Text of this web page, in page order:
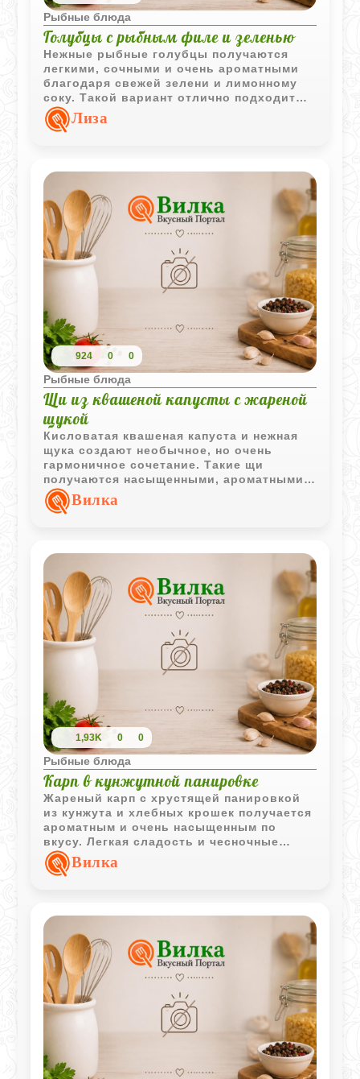
Рыбные блюда
Голубцы с рыбным филе и зеленью
Нежные рыбные голубцы получаются
легкими, сочными и очень ароматными
благодаря свежей зелени и лимонному
соку. Такой вариант отлично подходит
для тех, кто хочет попробовать
необычное, но простое блюдо из рыбы.
Лиза
924 0 0
Рыбные блюда
Щи из квашеной капусты с жареной
щукой
Кисловатая квашеная капуста и нежная
щука создают необычное, но очень
гармоничное сочетание. Такие щи
получаются насыщенными, ароматными и
особенно уютными в холодное время
года.Вилка
1,93K 0 0
Рыбные блюда
Карп в кунжутной панировке
Жареный карп с хрустящей панировкой
из кунжута и хлебных крошек получается
ароматным и очень насыщенным по
вкусу. Легкая сладость и чесночные
нотки делают корочку особенно
аппетитной.
Вилка